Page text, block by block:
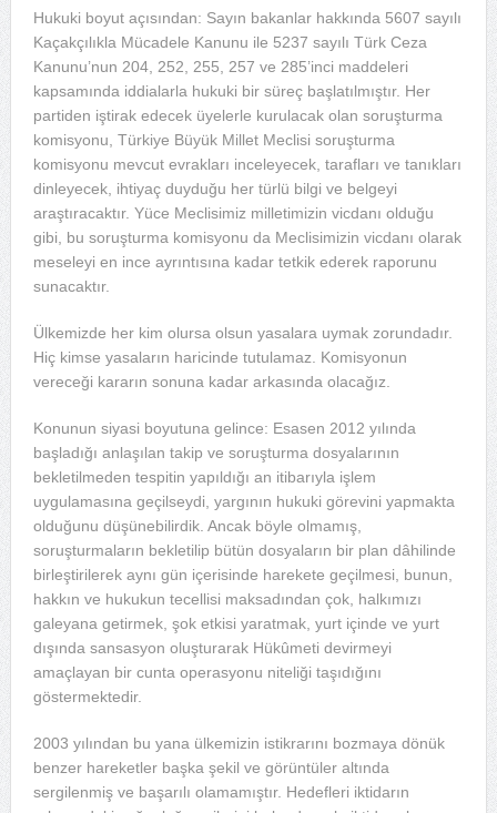
Hukuki boyut açısından: Sayın bakanlar hakkında 5607 sayılı
Kaçakçılıkla Mücadele Kanunu ile 5237 sayılı Türk Ceza
Kanunu’nun 204, 252, 255, 257 ve 285’inci maddeleri
kapsamında iddialarla hukuki bir süreç başlatılmıştır. Her
partiden iştirak edecek üyelerle kurulacak olan soruşturma
komisyonu, Türkiye Büyük Millet Meclisi soruşturma
komisyonu mevcut evrakları inceleyecek, tarafları ve tanıkları
dinleyecek, ihtiyaç duyduğu her türlü bilgi ve belgeyi
araştıracaktır. Yüce Meclisimiz milletimizin vicdanı olduğu
gibi, bu soruşturma komisyonu da Meclisimizin vicdanı olarak
meseleyi en ince ayrıntısına kadar tetkik ederek raporunu
sunacaktır.
Ülkemizde her kim olursa olsun yasalara uymak zorundadır.
Hiç kimse yasaların haricinde tutulamaz. Komisyonun
vereceği kararın sonuna kadar arkasında olacağız.
Konunun siyasi boyutuna gelince: Esasen 2012 yılında
başladığı anlaşılan takip ve soruşturma dosyalarının
bekletilmeden tespitin yapıldığı an itibarıyla işlem
uygulamasına geçilseydi, yargının hukuki görevini yapmakta
olduğunu düşünebilirdik. Ancak böyle olmamış,
soruşturmaların bekletilip bütün dosyaların bir plan dâhilinde
birleştirilerek aynı gün içerisinde harekete geçilmesi, bunun,
hakkın ve hukukun tecellisi maksadından çok, halkımızı
galeyana getirmek, şok etkisi yaratmak, yurt içinde ve yurt
dışında sansasyon oluşturarak Hükûmeti devirmeyi
amaçlayan bir cunta operasyonu niteliği taşıdığını
göstermektedir.
2003 yılından bu yana ülkemizin istikrarını bozmaya dönük
benzer hareketler başka şekil ve görüntüler altında
sergilenmiş ve başarılı olamamıştır. Hedefleri iktidarın